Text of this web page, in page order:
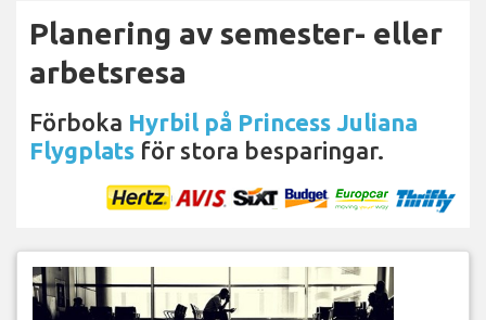
Planering av semester- eller
arbetsresa
Förboka Hyrbil på Princess Juliana
Flygplats för stora besparingar.